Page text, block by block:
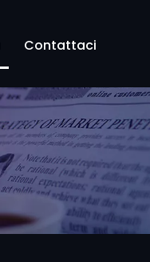
Contattaci